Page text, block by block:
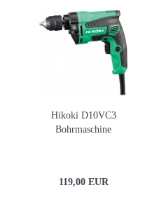
Hikoki D10VC3
Bohrmaschine
119,00 EUR